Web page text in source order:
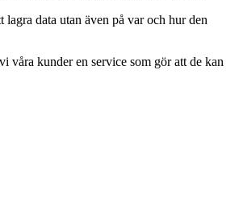
data utan även på var och hur den
våra kunder en service som gör att de kan